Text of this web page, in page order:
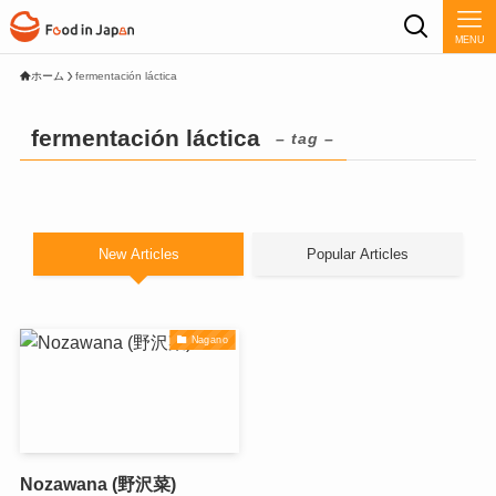
MENU
ホーム fermentación láctica
fermentación láctica – tag –
New Articles Popular Articles
Nagano
Nozawana (野沢菜)